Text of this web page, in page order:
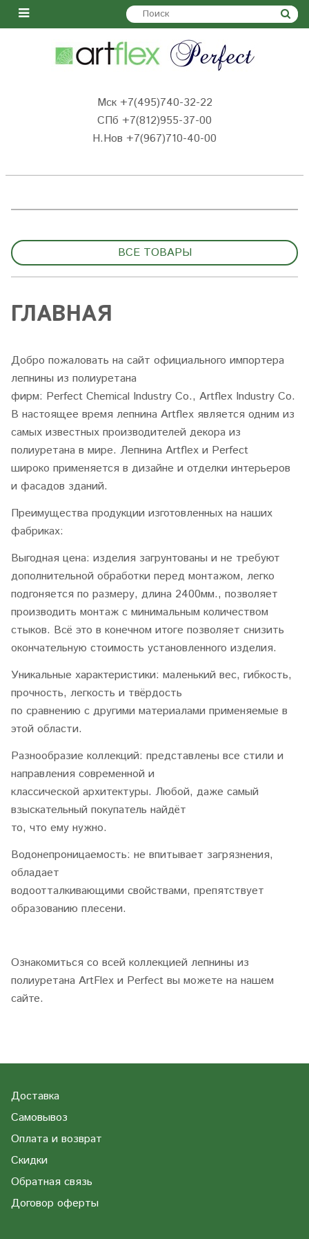
Мск +7(495)740-32-22
СПб +7(812)955-37-00
Н.Нов +7(967)710-40-00
ВСЕ ТОВАРЫ
ГЛАВНАЯ
Добро пожаловать на сайт официального импортера
лепнины из полиуретана
фирм: Perfect Chemical Industry Co., Artflex Industry Co.
В настоящее время лепнина Artflex является одним из
самых известных производителей декора из
полиуретана в мире. Лепнина Artflex и Perfect
широко применяется в дизайне и отделки интерьеров
и фасадов зданий.
Преимущества продукции изготовленных на наших
фабриках:
Выгодная цена: изделия загрунтованы и не требуют
дополнительной обработки перед монтажом, легко
подгоняется по размеру, длина 2400мм., позволяет
производить монтаж с минимальным количеством
стыков. Всё это в конечном итоге позволяет снизить
окончательную стоимость установленного изделия.
Уникальные характеристики: маленький вес, гибкость,
прочность, легкость и твёрдость
по сравнению с другими материалами применяемые в
этой области.
Разнообразие коллекций: представлены все стили и
направления современной и
классической архитектуры. Любой, даже самый
взыскательный покупатель найдёт
то, что ему нужно.
Водонепроницаемость: не впитывает загрязнения,
обладает
водоотталкивающими свойствами, препятствует
образованию плесени.
Ознакомиться со всей коллекцией лепнины из
полиуретана ArtFlex и Perfect вы можете на нашем
сайте.
Доставка
Самовывоз
Оплата и возврат
Скидки
Обратная связь
Договор оферты